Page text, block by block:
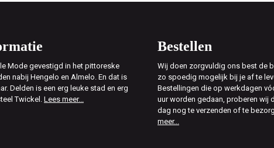
Mode gevestigd in het pittoreske
nabij Hengelo en Almelo. En dat is
Delden is een erg leuke stad en erg
Twickel. Lees meer...
Bestellen
Wij doen zorgvuldig ons best de
zo spoedig mogelijk bij je af te
Bestellingen die op werkdagen
uur worden gedaan, proberen wij
dag nog te verzenden of te
meer...